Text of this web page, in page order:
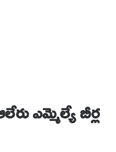
ఎమ్మెల్యే బీర్ల